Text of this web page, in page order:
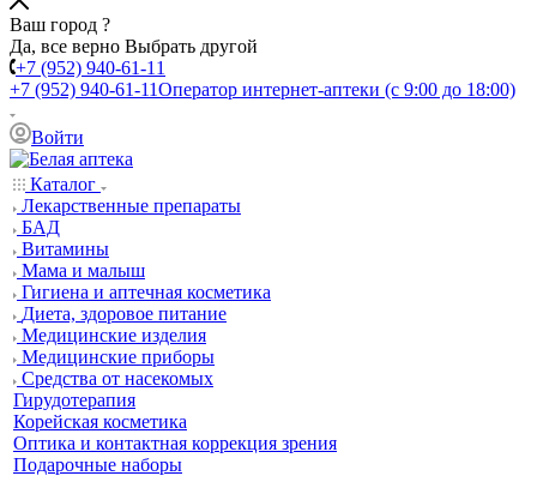
Ваш город ?
Да, все верно Выбрать другой
+7 (952) 940-61-11
+7 (952) 940-61-11Оператор интернет-аптеки (с 9:00 до 18:00)
Войти
Каталог
Лекарственные препараты
БАД
Витамины
Мама и малыш
Гигиена и аптечная косметика
Диета, здоровое питание
Медицинские изделия
Медицинские приборы
Средства от насекомых
Гирудотерапия
Корейская косметика
Оптика и контактная коррекция зрения
Подарочные наборы